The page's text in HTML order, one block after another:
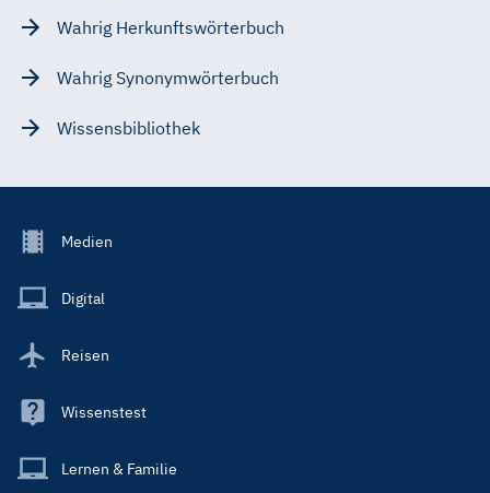
Wahrig Herkunftswörterbuch
Wahrig Synonymwörterbuch
Wissensbibliothek
Footer
Main
Medien
Digital
Reisen
Wissenstest
Lernen & Familie